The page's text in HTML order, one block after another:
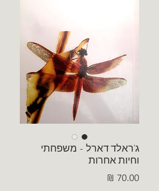
ג'ראלד דארל - משפחתי
וחיות אחרות